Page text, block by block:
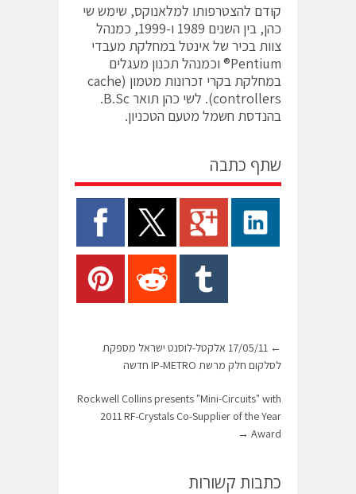
קודם להצטרפותו למלאנוקס, שימש שי
כהן, בין השנים 1989 ו-1999, כמנהל
צוות בכיר של אינטל במחלקת מעבדי
Pentium® וכמנהל תכנון מעגלים
במחלקת בקרי זכרונות מטמון (cache
controllers). לשי כהן תואר B.Sc.
בהנדסת חשמל מטעם הטכניון.
שתף כתבה
←
17/05/11 אלקטל-לוסנט ישראל מספקת
לסלקום חלק מרשת IP-METRO חדשה
Rockwell Collins presents "Mini-Circuits" with
2011 RF-Crystals Co-Supplier of the Year
Award
→
כתבות קשורות